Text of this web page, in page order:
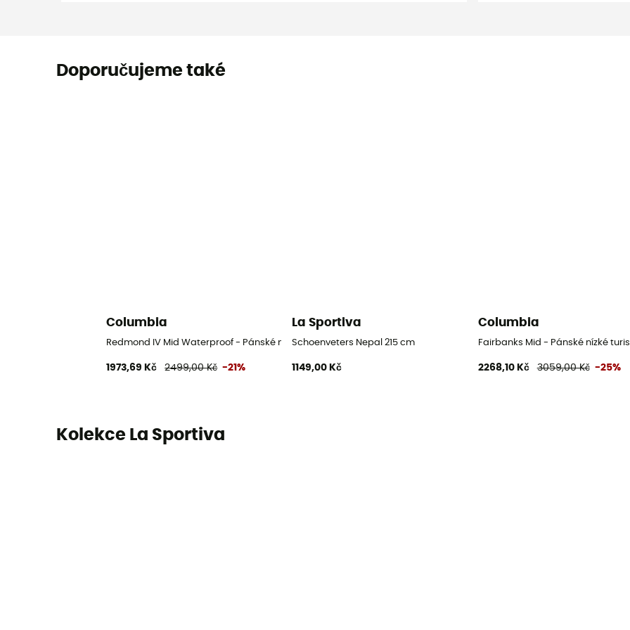
Doporučujeme také
Columbia
Redmond IV Mid Waterproof - Pánské nízké turistické boty
1973,69 Kč 2499,00 Kč -21%
La Sportiva
Schoenveters Nepal 215 cm
1149,00 Kč
Columbia
Fairbanks Mid - Pánské nízké
2268,10 Kč 3059,00 Kč -25%
Kolekce La Sportiva